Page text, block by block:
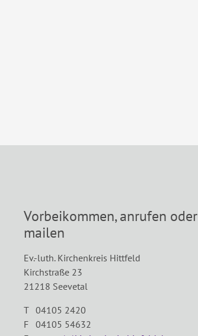
Vorbeikommen, anrufen oder
mailen
Ev.-luth. Kirchenkreis Hittfeld
Kirchstraße 23
21218 Seevetal
T 04105 2420
F 04105 54632